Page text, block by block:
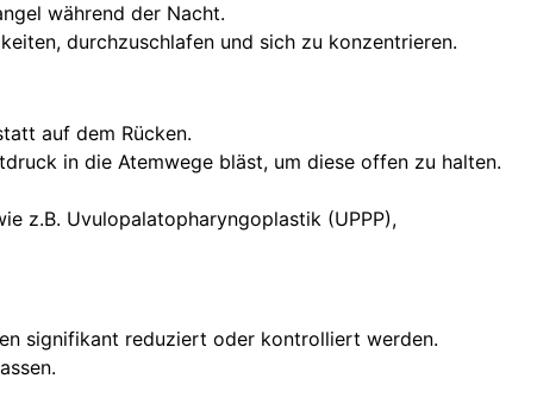
während der Nacht.
durchzuschlafen und sich zu konzentrieren.
auf dem Rücken.
in die Atemwege bläst, um diese offen zu halten.
z.B. Uvulopalatopharyngoplastik (UPPP),
signifikant reduziert oder kontrolliert werden.